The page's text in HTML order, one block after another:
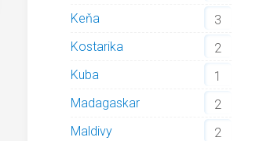
Keňa
3
Kostarika
2
Kuba
1
Madagaskar
2
Maldivy
2